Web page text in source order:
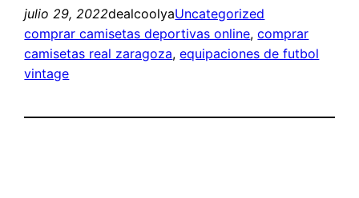
julio 29, 2022dealcoolyaUncategorized
comprar camisetas deportivas online, comprar
camisetas real zaragoza, equipaciones de futbol
vintage